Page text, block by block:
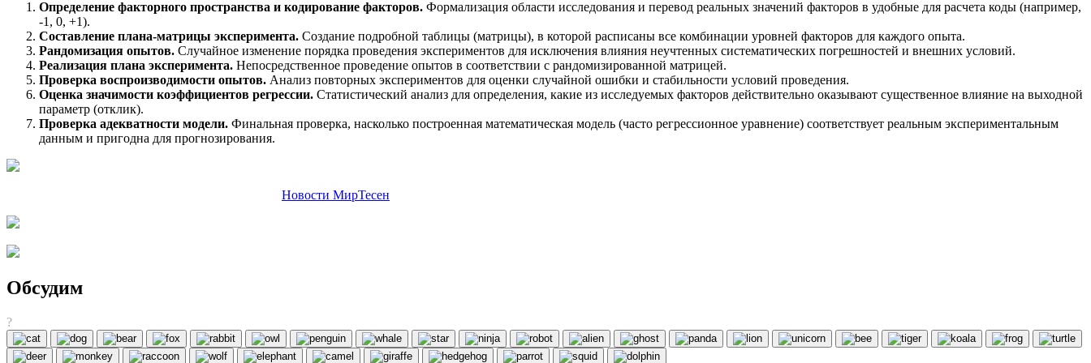
Определение факторного пространства и кодирование факторов. Формализация области исследования и перевод реальных значений факторов в удобные для расчета коды (например,
-1, 0, +1).
Составление плана-матрицы эксперимента. Создание подробной таблицы (матрицы), в которой расписаны все комбинации уровней факторов для каждого опыта.
Рандомизация опытов. Случайное изменение порядка проведения экспериментов для исключения влияния неучтенных систематических погрешностей и внешних условий.
Реализация плана эксперимента. Непосредственное проведение опытов в соответствии с рандомизированной матрицей.
Проверка воспроизводимости опытов. Анализ повторных экспериментов для оценки случайной ошибки и стабильности условий проведения.
Оценка значимости коэффициентов регрессии. Статистический анализ для определения, какие из исследуемых факторов действительно оказывают существенное влияние на выходной
параметр (отклик).
Проверка адекватности модели. Финальная проверка, насколько построенная математическая модель (часто регрессионное уравнение) соответствует реальным экспериментальным
данным и пригодна для прогнозирования.
Новости МирТесен
Обсудим
?